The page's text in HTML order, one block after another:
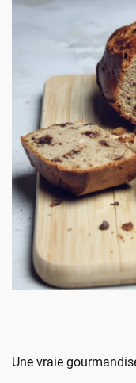
Une vraie